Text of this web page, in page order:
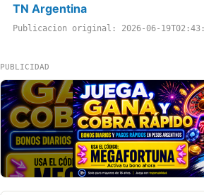
TN Argentina
Publicacion original: 2026-06-
PUBLICIDAD